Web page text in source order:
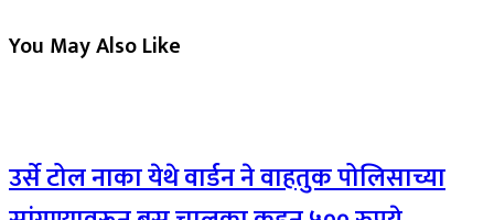
You May Also Like
उर्से टोल नाका येथे वार्डन ने वाहतुक पोलिसाच्या